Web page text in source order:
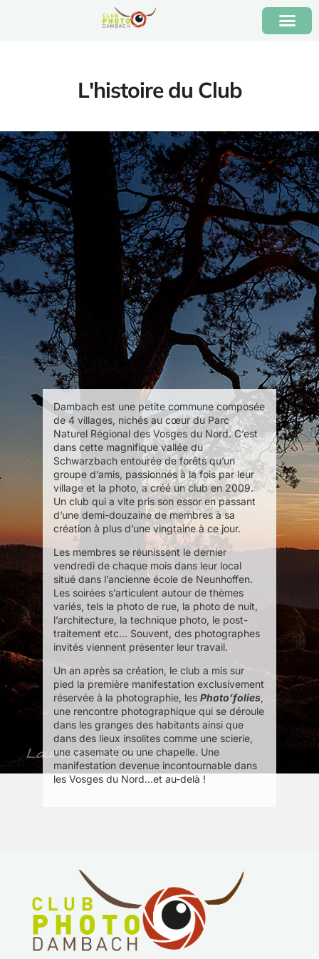
L'histoire du Club
Dambach est une petite commune composée
de 4 villages, nichés au cœur du Parc
Naturel Régional des Vosges du Nord. C’est
dans cette magnifique vallée du
Schwarzbach entourée de forêts qu’un
groupe d’amis, passionnés à la fois par leur
village et la photo, a créé un club en 2009.
Un club qui a vite pris son essor en passant
d’une demi-douzaine de membres à sa
création à plus d’une vingtaine à ce jour.
Les membres se réunissent le dernier
vendredi de chaque mois dans leur local
situé dans l’ancienne école de Neunhoffen.
Les soirées s’articulent autour de thèmes
variés, tels la photo de rue, la photo de nuit,
l’architecture, la technique photo, le post-
traitement etc… Souvent, des photographes
invités viennent présenter leur travail.
Un an après sa création, le club a mis sur
pied la première manifestation exclusivement
réservée à la photographie, les Photo’folies,
une rencontre photographique qui se déroule
dans les granges des habitants ainsi que
dans des lieux insolites comme une scierie,
une casemate ou une chapelle. Une
manifestation devenue incontournable dans
les Vosges du Nord…et au-delà !